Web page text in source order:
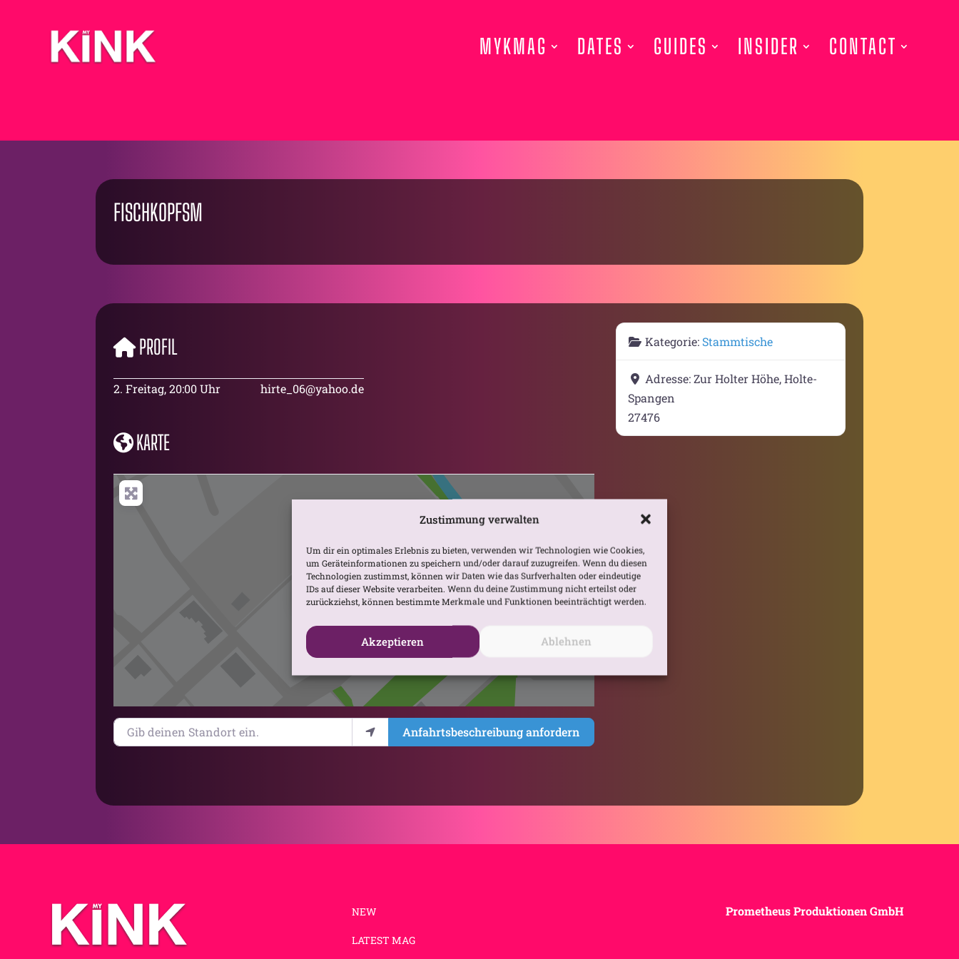
Zustimmung verwalten
Um dir ein optimales Erlebnis zu bieten, verwenden wir Technologien wie Cookies,
um Geräteinformationen zu speichern und/oder darauf zuzugreifen. Wenn du diesen
Technologien zustimmst, können wir Daten wie das Surfverhalten oder eindeutige
IDs auf dieser Website verarbeiten. Wenn du deine Zustimmung nicht erteilst oder
zurückziehst, können bestimmte Merkmale und Funktionen beeinträchtigt werden.
Akzeptieren Ablehnen
MYKMAG DATES GUIDES INSIDER CONTACT
FISCHKOPFSM
PROFIL
2. Freitag, 20:00 Uhrhirte_06@yahoo.de
KARTE
Karte laden
Gib deinen Standort ein. Anfahrtsbeschreibung anfordern
Kategorie: Stammtische
Adresse:Zur Holter Höhe, Holte-
Spangen
27476
NEW
LATEST MAG
Prometheus Produktionen GmbH